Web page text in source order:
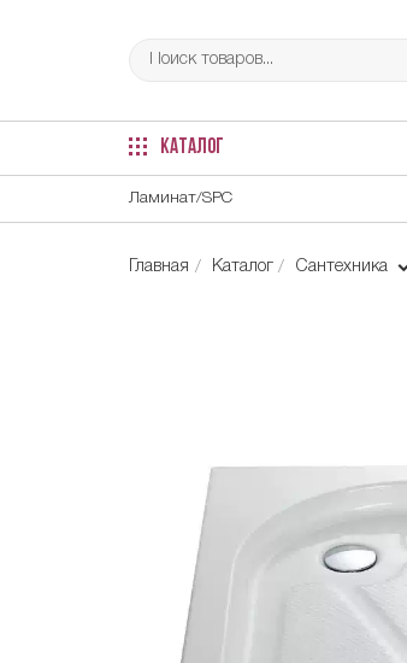
КАТАЛОГ
Ламинат/SPC
Главная Каталог Сантехника